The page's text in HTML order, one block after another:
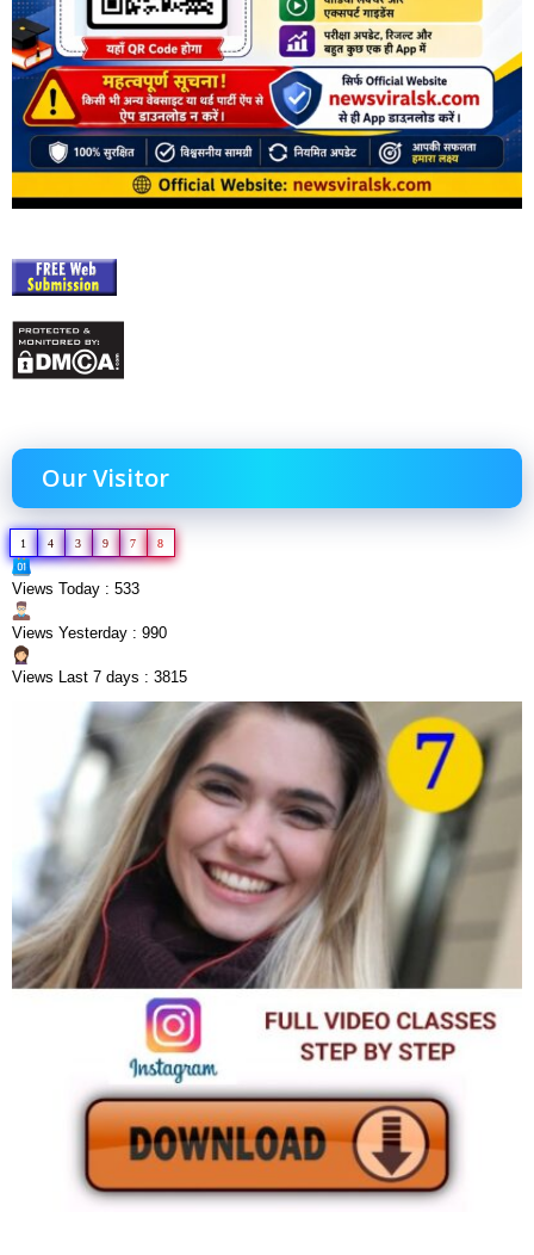
Our Visitor
1 4 3 9 7 8
Views Today : 533
Views Yesterday : 990
Views Last 7 days : 3815